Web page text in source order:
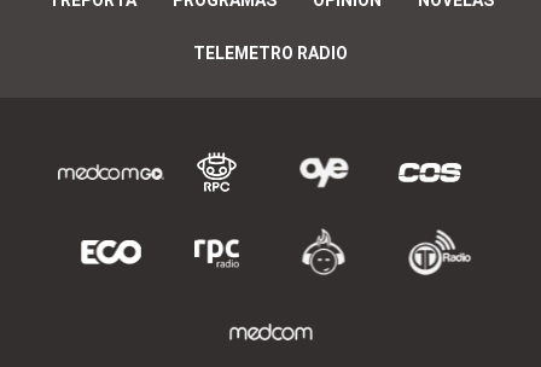
TELEMETRO RADIO